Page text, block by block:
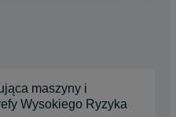
maszyny i
Wysokiego Ryzyka